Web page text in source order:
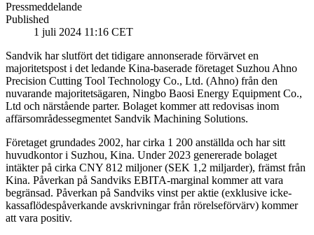
Pressmeddelande
Published
1 juli 2024 11:16 CET
Sandvik har slutfört det tidigare annonserade förvärvet en
majoritetspost i det ledande Kina-baserade företaget Suzhou Ahno
Precision Cutting Tool Technology Co., Ltd. (Ahno) från den
nuvarande majoritetsägaren, Ningbo Baosi Energy Equipment Co.,
Ltd och närstående parter. Bolaget kommer att redovisas inom
affärsområdessegmentet Sandvik Machining Solutions.
Företaget grundades 2002, har cirka 1 200 anställda och har sitt
huvudkontor i Suzhou, Kina. Under 2023 genererade bolaget
intäkter på cirka CNY 812 miljoner (SEK 1,2 miljarder), främst från
Kina. Påverkan på Sandviks EBITA-marginal kommer att vara
begränsad. Påverkan på Sandviks vinst per aktie (exklusive icke-
kassaflödespåverkande avskrivningar från rörelseförvärv) kommer
att vara positiv.